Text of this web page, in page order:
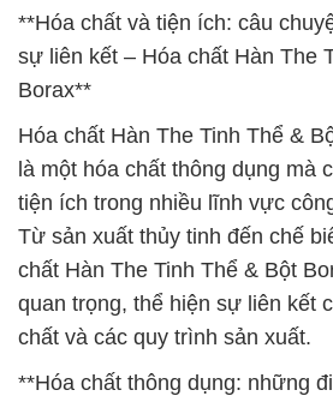
**Hóa chất và tiện ích: câu
sự liên kết – Hóa chất Hàn The
Borax**
Hóa chất Hàn The Tinh Thể &
là một hóa chất thông dụng mà
tiện ích trong nhiều lĩnh vực
Từ sản xuất thủy tinh đến chế
chất Hàn The Tinh Thể & Bột
quan trọng, thể hiện sự liên kết
chất và các quy trình sản xuất.
**Hóa chất thông dụng: những